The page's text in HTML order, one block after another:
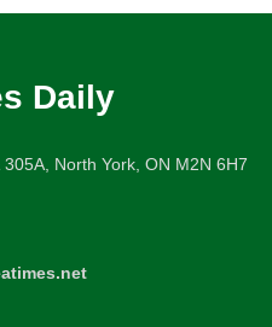
Daily
North York, ON M2N 6H7